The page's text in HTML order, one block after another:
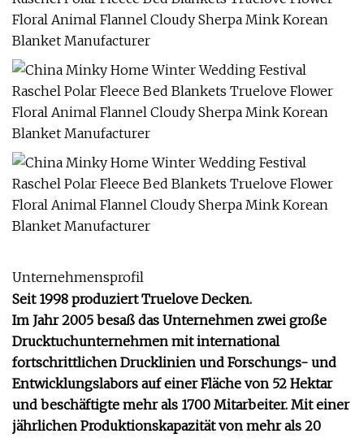
Unternehmensprofil
Seit 1998 produziert Truelove Decken.
Im Jahr 2005 besaß das Unternehmen zwei große
Drucktuchunternehmen mit international
fortschrittlichen Drucklinien und Forschungs- und
Entwicklungslabors auf einer Fläche von 52 Hektar
und beschäftigte mehr als 1700 Mitarbeiter. Mit einer
jährlichen Produktionskapazität von mehr als 20